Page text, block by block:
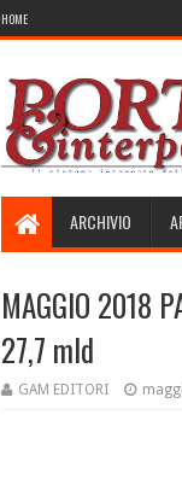
HOME
ARCHIVIO
MAGGIO 2018
27,7 mld
GAM EDITORI